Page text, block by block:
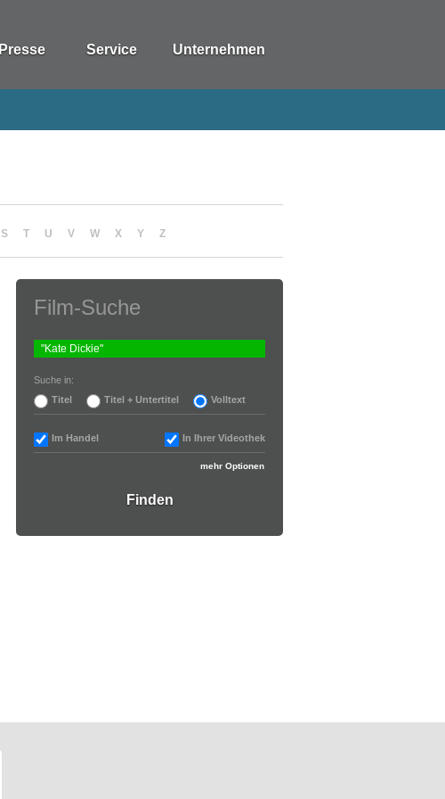
Presse Service Unternehmen
S T U V W X Y Z
Film-Suche
Suche in:
Titel
Titel + Untertitel Volltext
Im Handel In Ihrer Videothek
mehr Optionen